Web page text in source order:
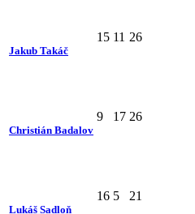
Jakub Takáč
15 11 26
Christián Badalov
9 17 26
Lukáš Sadloň
16 5 21